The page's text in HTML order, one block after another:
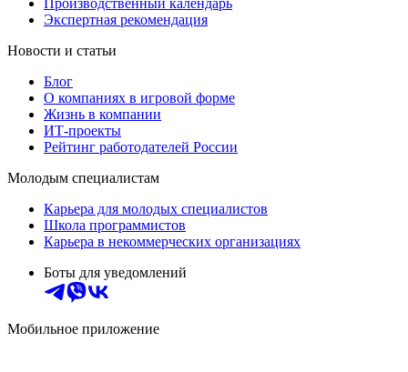
Экспертная рекомендация
Новости и статьи
Блог
О компаниях в игровой форме
Жизнь в компании
ИТ-проекты
Рейтинг работодателей России
Молодым специалистам
Карьера для молодых специалистов
Школа программистов
Карьера в некоммерческих организациях
Боты для уведомлений
Мобильное приложение